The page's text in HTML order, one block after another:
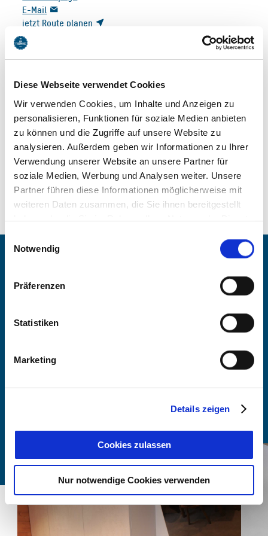
Diese Webseite verwendet Cookies
Wir verwenden Cookies, um Inhalte und Anzeigen zu
personalisieren, Funktionen für soziale Medien anbieten
zu können und die Zugriffe auf unsere Website zu
analysieren. Außerdem geben wir Informationen zu Ihrer
Verwendung unserer Website an unsere Partner für
soziale Medien, Werbung und Analysen weiter. Unsere
Partner führen diese Informationen möglicherweise mit
weiteren Daten zusammen, die Sie ihnen bereitgestellt
haben oder die Sie im Rahmen Ihrer Nutzung der Dienste
Cookies, wenn Sie unsere Webseite weiterhin nutzen.
Einwilligungsauswahl
Notwendig
Präferenzen
Statistiken
Marketing
Details zeigen
Cookies zulassen
Nur notwendige Cookies verwenden
E-Mail
jetzt Route planen
BEWERTUNGEN
BEI FERIENWOHNUNGEN
SCHLICHTNER BUCHEN